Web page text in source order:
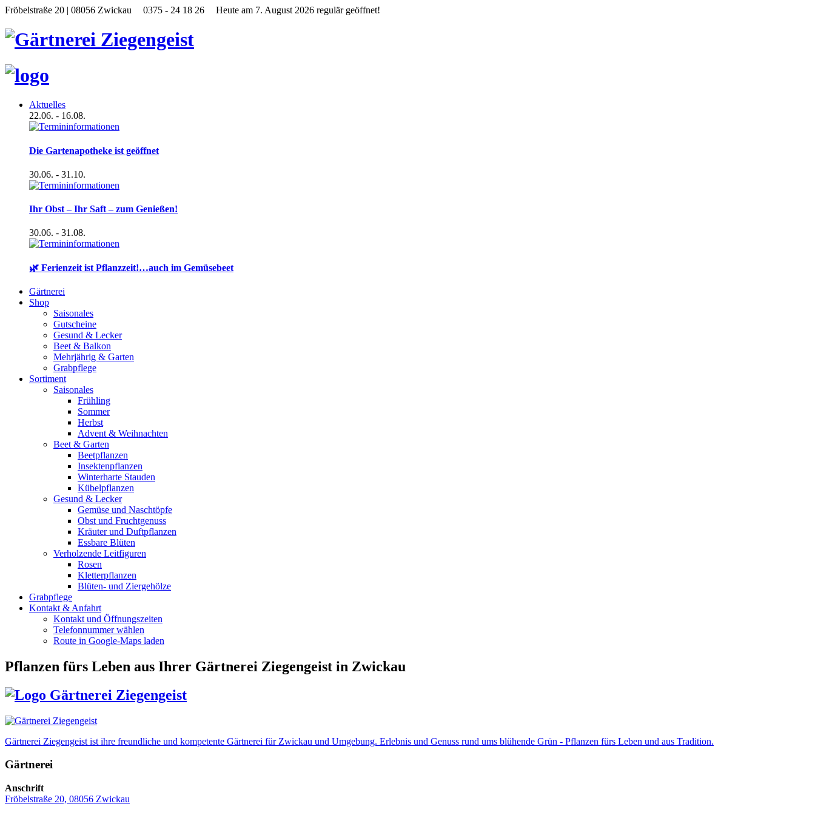
Fröbelstraße 20 | 08056 Zwickau 0375 - 24 18 26 Heute am 7. August 2026 regulär geöffnet!
Aktuelles
22.06. - 16.08.
Die Gartenapotheke ist geöffnet
30.06. - 31.10.
Ihr Obst – Ihr Saft – zum Genießen!
30.06. - 31.08.
🌿 Ferienzeit ist Pflanzzeit!…auch im Gemüsebeet
Gärtnerei
Shop
Saisonales
Gutscheine
Gesund & Lecker
Beet & Balkon
Mehrjährig & Garten
Grabpflege
Sortiment
Saisonales
Frühling
Sommer
Herbst
Advent & Weihnachten
Beet & Garten
Beetpflanzen
Insektenpflanzen
Winterharte Stauden
Kübelpflanzen
Gesund & Lecker
Gemüse und Naschtöpfe
Obst und Fruchtgenuss
Kräuter und Duftpflanzen
Essbare Blüten
Verholzende Leitfiguren
Rosen
Kletterpflanzen
Blüten- und Ziergehölze
Grabpflege
Kontakt & Anfahrt
Kontakt und Öffnungszeiten
Telefonnummer wählen
Route in Google-Maps laden
Pflanzen fürs Leben aus Ihrer Gärtnerei Ziegengeist in Zwickau
Gärtnerei Ziegengeist ist ihre freundliche und kompetente Gärtnerei für Zwickau und Umgebung. Erlebnis und Genuss rund ums blühende Grün - Pflanzen fürs Leben und aus Tradition.
Gärtnerei
Anschrift
Fröbelstraße 20, 08056 Zwickau